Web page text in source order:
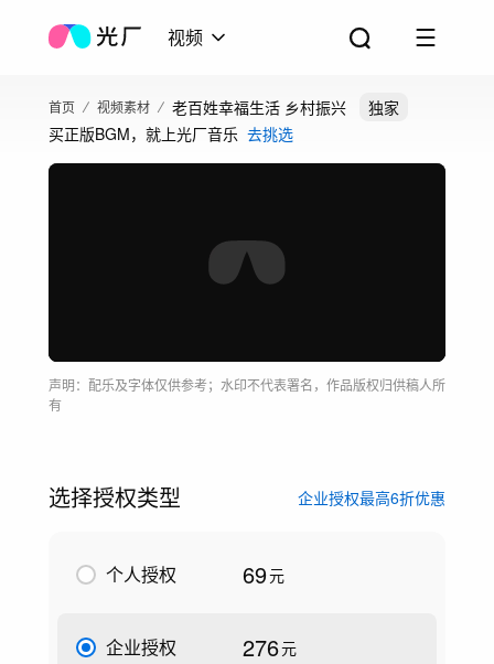
视频
首页 视频素材 老百姓幸福生活 乡村振兴
独家
买正版BGM，就上光厂音乐 去挑选
声明：配乐及字体仅供参考；水印不代表署名，作品版权归供稿人所
有
选择授权类型 企业授权最高6折优惠
个人授权 69元
企业授权 276元